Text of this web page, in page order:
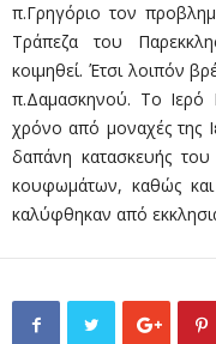
π.Γρηγόριο τον
Τράπεζα του
κοιμηθεί. Έτσι λοιπόν
π.Δαμασκηνού. Το Ιερό
χρόνο από μοναχές της
δαπάνη κατασκευής
κουφωμάτων, καθώς
καλύφθηκαν από